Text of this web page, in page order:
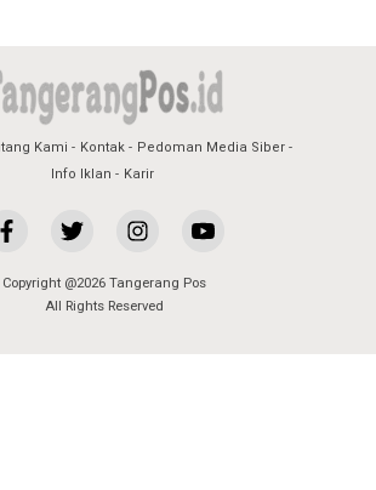
Kami Kontak
Pedoman Media Siber
Info Iklan
Karir
Copyright @2026 Tangerang Pos
All Rights Reserved